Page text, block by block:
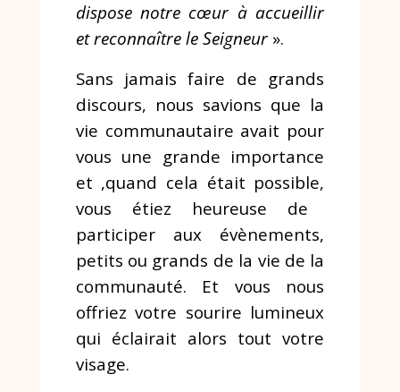
dispose notre cœur à accueillir
et reconnaître le Seigneur».
Sans jamais faire de grands
discours, nous savions que la
vie communautaire avait pour
vous une grande importance
et ,quand cela était possible,
vous étiez heureuse de
participer aux évènements,
petits ou grands de la vie de la
communauté. Et vous nous
offriez votre sourire lumineux
qui éclairait alors tout votre
visage.